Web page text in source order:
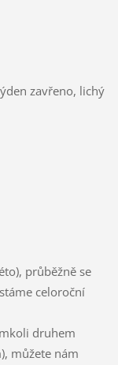
zavřeno, lichý
průběžně se
celoroční
druhem
můžete nám